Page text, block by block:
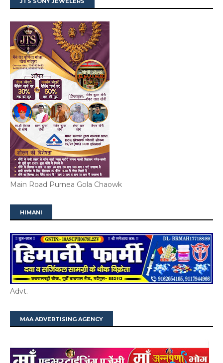
Main Road Purnea Gola Chaowk
HIMANI
Advt.
MAA ADVERTISING AGENCY